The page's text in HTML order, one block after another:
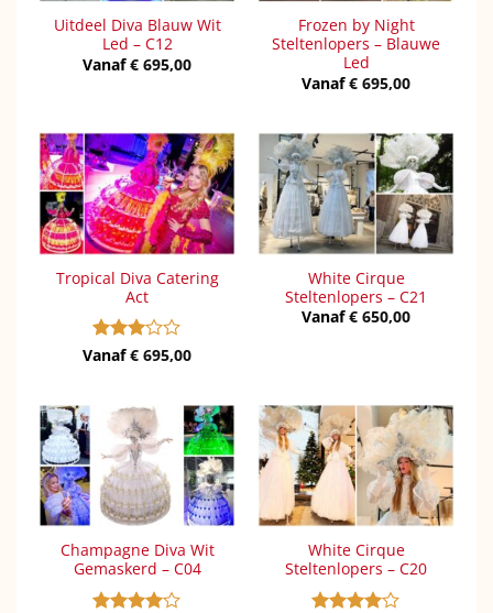
Uitdeel Diva Blauw Wit
Led – C12
Vanaf€ 695,00
Frozen by Night
Steltenlopers – Blauwe
Led
Vanaf€ 695,00
Tropical Diva Catering
Act
Gewaardeerd
Vanaf€ 695,00
White Cirque
Steltenlopers – C21
Vanaf€ 650,00
Champagne Diva Wit
Gemaskerd – C04
White Cirque
Steltenlopers – C20